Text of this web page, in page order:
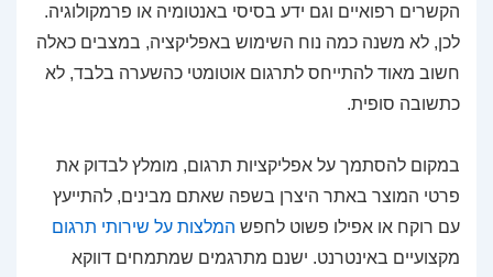
הקשרים רפואיים וגם ידע בסיסי באנטומיה או פרמקולוגיה.
לכן, לא משנה כמה נוח השימוש באפליקציה, במצבים כאלה
חשוב מאוד להתייחס לתרגום אוטומטי כהשערה בלבד, לא
כתשובה סופית.
במקום להסתמך על אפליקציות תרגום, מומלץ לבדוק את
פרטי המוצר באתר היצרן בשפה שאתם מבינים, להתייעץ
עם רוקח או אפילו פשוט לחפש המלצות על שירותי תרגום
מקצועיים באינטרנט. ישנם מתרגמים שמתמחים דווקא